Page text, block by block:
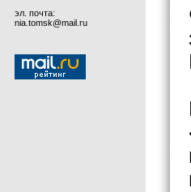
эл. почта:
nia.tomsk@mail.ru